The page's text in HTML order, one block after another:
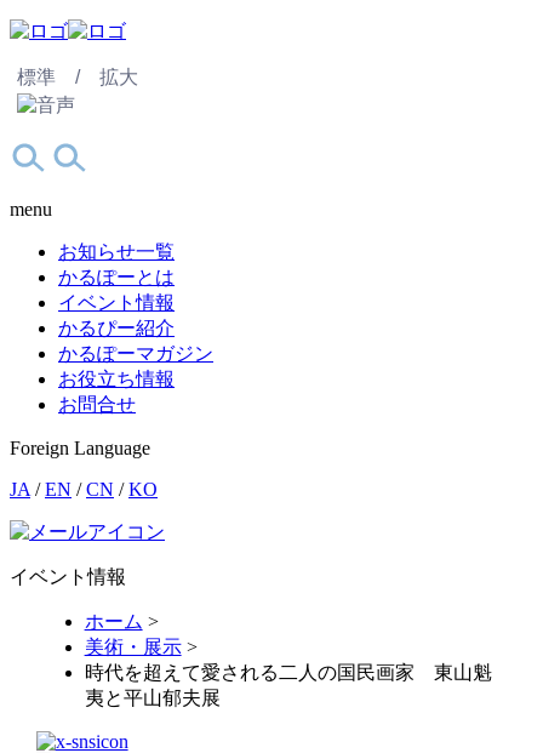
標準 / 拡大
menu
お知らせ一覧
かるぽーとは
イベント情報
かるぴー紹介
かるぽーマガジン
お役立ち情報
お問合せ
Foreign Language
JA /EN /CN /KO
イベント情報
ホーム >
美術・展示>
時代を超えて愛される二人の国民画家 東山魁
夷と平山郁夫展